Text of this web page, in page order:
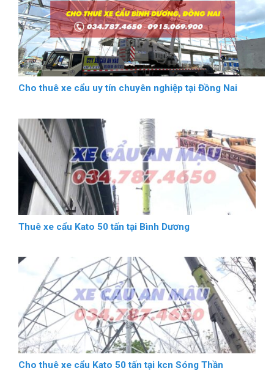
Cho thuê xe cẩu uy tín chuyên nghiệp tại Đồng Nai
Thuê xe cẩu Kato 50 tấn tại Bình Dương
Cho thuê xe cẩu Kato 50 tấn tại kcn Sóng Thần